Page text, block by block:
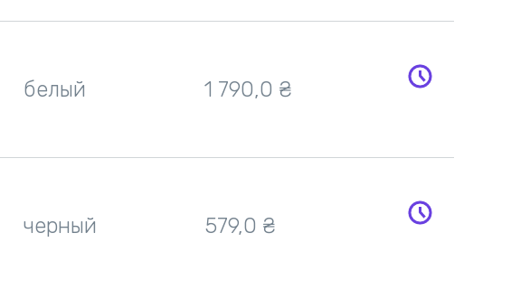
белый 1 790,0 ₴
черный 579,0 ₴